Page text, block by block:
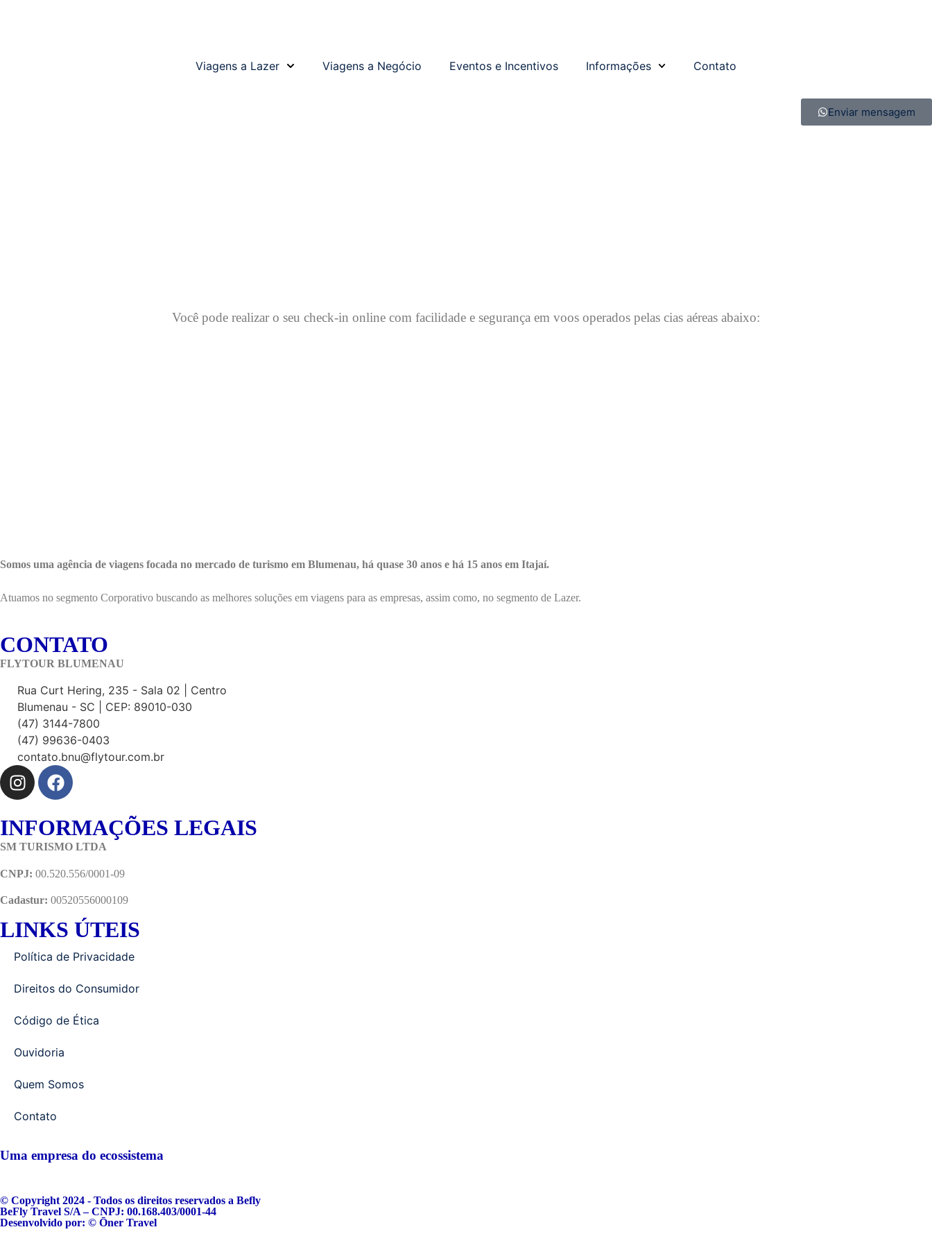
Viagens a Lazer Viagens a Negócio Eventos e Incentivos Informações Contato
Enviar mensagem
Você pode realizar o seu check-in online com facilidade e segurança em voos operados pelas cias aéreas abaixo:
Somos uma agência de viagens focada no mercado de turismo em Blumenau, há quase 30 anos e há 15 anos em Itajaí.
Atuamos no segmento Corporativo buscando as melhores soluções em viagens para as empresas, assim como, no segmento de Lazer.
CONTATO
FLYTOUR BLUMENAU
Rua Curt Hering, 235 - Sala 02 | Centro
Blumenau - SC | CEP: 89010-030
(47) 3144-7800
(47) 99636-0403
contato.bnu@flytour.com.br
INFORMAÇÕES LEGAIS
SM TURISMO LTDA
CNPJ: 00.520.556/0001-09
Cadastur: 00520556000109
LINKS ÚTEIS
Política de Privacidade​
Direitos do Consumidor
Código de Ética
Ouvidoria
Quem Somos
Contato
Uma empresa do ecossistema
© Copyright 2024 - Todos os direitos reservados a Befly
BeFly Travel S/A – CNPJ: 00.168.403/0001-44
Desenvolvido por: © Ōner Travel